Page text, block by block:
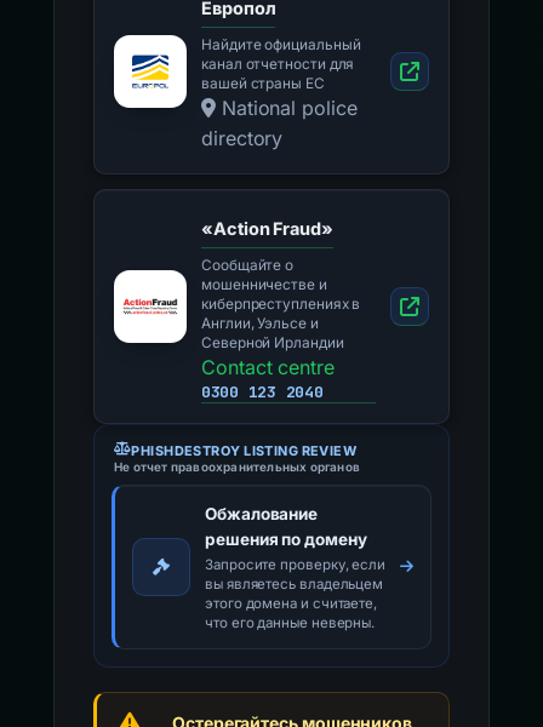
Европол
Найдите официальный
канал отчетности для
вашей страны ЕС
National police
directory
«Action Fraud»
Сообщайте о
мошенничестве и
киберпреступлениях в
Англии, Уэльсе и
Северной Ирландии
Contact centre
0300 123 2040
PHISHDESTROY LISTING REVIEW
Не отчет правоохранительных органов
Обжалование
решения по домену
Запросите проверку, если
вы являетесь владельцем
этого домена и считаете,
что его данные неверны.
Остерегайтесь мошенников,